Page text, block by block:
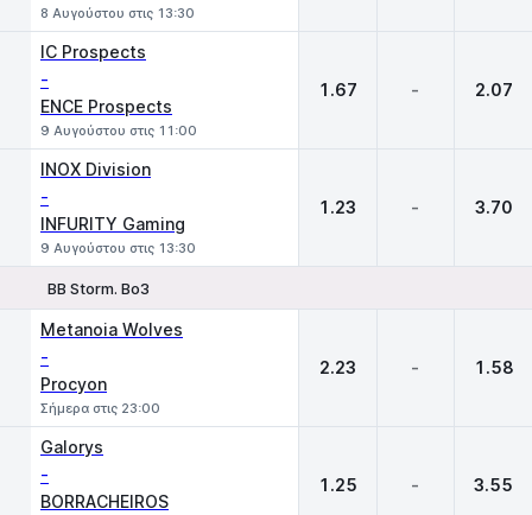
8 Αυγούστου στις 13:30
IC Prospects
-
ENCE Prospects
9 Αυγούστου στις 11:00
1.67 - 2.07
INOX Division
-
INFURITY Gaming
9 Αυγούστου στις 13:30
1.23 - 3.70
BB Storm. Bo3
Metanoia Wolves
-
Procyon
Σήμερα στις 23:00
2.23 - 1.58
Galorys
-
BORRACHEIROS
1.25 - 3.55